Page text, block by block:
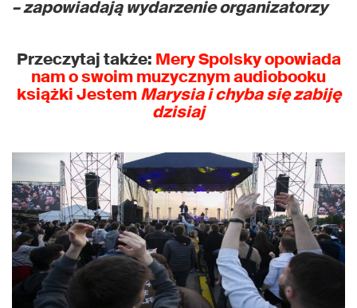
– zapowiadają wydarzenie organizatorzy
Przeczytaj także: Mery Spolsky opowiada
nam o swoim muzycznym audiobooku
książki JestemMarysia i chyba się zabiję
dzisiaj